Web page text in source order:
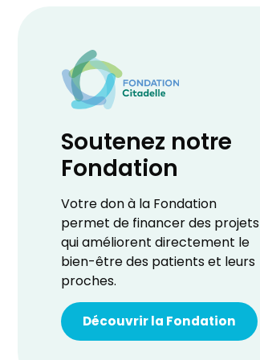
Soutenez notre
Fondation
Votre don à la Fondation
permet de financer des projets
qui améliorent directement le
bien-être des patients et leurs
proches.
Découvrir la Fondation